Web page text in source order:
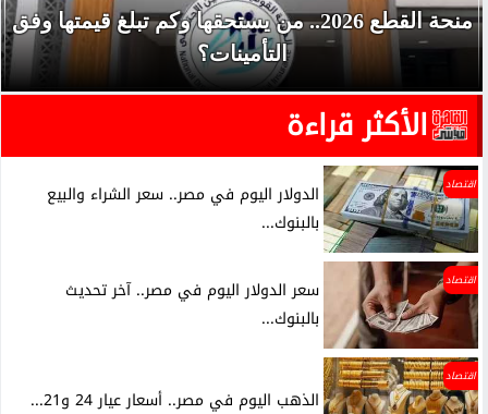
منحة القطع 2026.. من يستحقها وكم تبلغ قيمتها وفق
التأمينات؟
الأكثر قراءة
اقتصاد
الدولار اليوم في مصر.. سعر الشراء والبيع
بالبنوك...
اقتصاد
سعر الدولار اليوم في مصر.. آخر تحديث
بالبنوك...
اقتصاد
الذهب اليوم في مصر.. أسعار عيار 24 و21...